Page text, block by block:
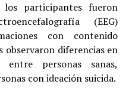
participantes fueron
(EEG)
con contenido
observaron diferencias en
entre personas sanas,
con ideación suicida.